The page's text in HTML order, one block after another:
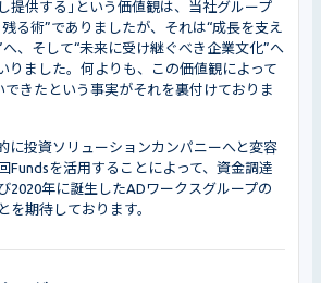
提供する｣という価値観は、当社グループ
る術”でありましたが、それは“成長を支え
、そして“未来に受け継ぐべき企業文化”へ
りました。何よりも、この価値観によって
できたという事実がそれを裏付けておりま
に投資ソリューションカンパニーへと変容
Fundsを活用することによって、資金調達
2020年に誕生したADワークスグループの
を期待しております。